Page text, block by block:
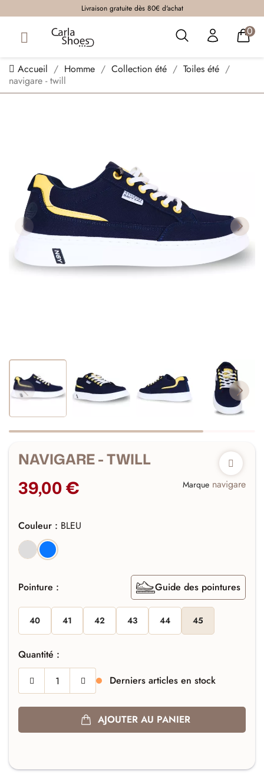
Livraison gratuite dès 80€ d'achat
0
Accueil Homme Collection été
Toiles été
navigare - twill
NAVIGARE - TWILL
39,00 € Marque navigare
Couleur : BLEU
GLACEBLEU
Pointure : Guide des pointures
40 41 42 43 44 45
Quantité :
Derniers articles en stock
AJOUTER AU PANIER